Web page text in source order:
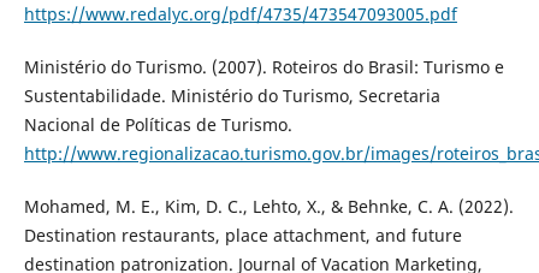
https://www.redalyc.org/pdf/4735/473547093005.pdf
Ministério do Turismo. (2007). Roteiros do Brasil: Turismo e
Sustentabilidade. Ministério do Turismo, Secretaria
Nacional de Políticas de Turismo.
http://www.regionalizacao.turismo.gov.br/images/
Mohamed, M. E., Kim, D. C., Lehto, X., & Behnke, C. A. (2022).
Destination restaurants, place attachment, and future
destination patronization. Journal of Vacation Marketing,